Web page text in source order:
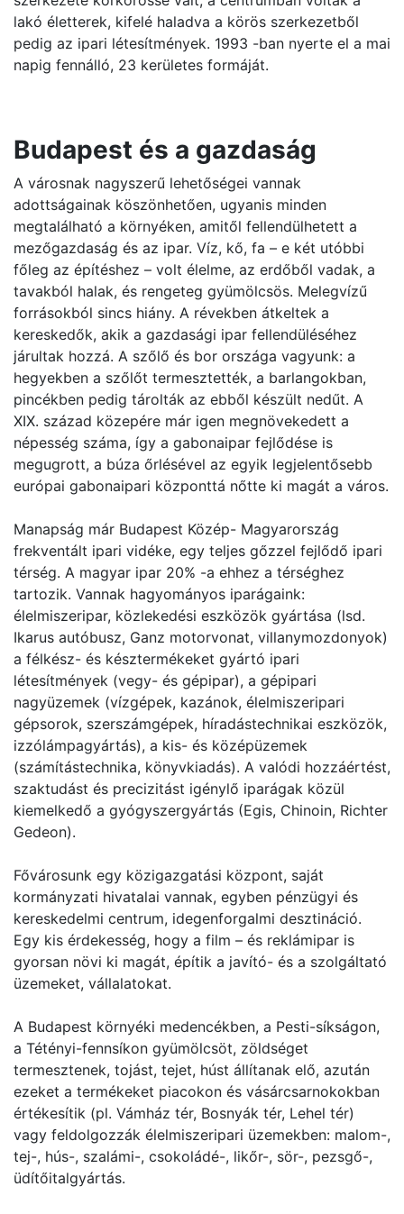
lakó életterek, kifelé haladva a körös szerkezetből
pedig az ipari létesítmények. 1993 -ban nyerte el a mai
napig fennálló, 23 kerületes formáját.
Budapest és a gazdaság
A városnak nagyszerű lehetőségei vannak
adottságainak köszönhetően, ugyanis minden
megtalálható a környéken, amitől fellendülhetett a
mezőgazdaság és az ipar. Víz, kő, fa – e két utóbbi
főleg az építéshez – volt élelme, az erdőből vadak, a
tavakból halak, és rengeteg gyümölcsös. Melegvízű
forrásokból sincs hiány. A révekben átkeltek a
kereskedők, akik a gazdasági ipar fellendüléséhez
járultak hozzá. A szőlő és bor országa vagyunk: a
hegyekben a szőlőt termesztették, a barlangokban,
pincékben pedig tárolták az ebből készült nedűt. A
XIX. század közepére már igen megnövekedett a
népesség száma, így a gabonaipar fejlődése is
megugrott, a búza őrlésével az egyik legjelentősebb
európai gabonaipari központtá nőtte ki magát a város.
Manapság már Budapest Közép- Magyarország
frekventált ipari vidéke, egy teljes gőzzel fejlődő ipari
térség. A magyar ipar 20% -a ehhez a térséghez
tartozik. Vannak hagyományos iparágaink:
élelmiszeripar, közlekedési eszközök gyártása (lsd.
Ikarus autóbusz, Ganz motorvonat, villanymozdonyok)
a félkész- és késztermékeket gyártó ipari
létesítmények (vegy- és gépipar), a gépipari
nagyüzemek (vízgépek, kazánok, élelmiszeripari
gépsorok, szerszámgépek, híradástechnikai eszközök,
izzólámpagyártás), a kis- és középüzemek
(számítástechnika, könyvkiadás). A valódi hozzáértést,
szaktudást és precizitást igénylő iparágak közül
kiemelkedő a gyógyszergyártás (Egis, Chinoin, Richter
Gedeon).
Fővárosunk egy közigazgatási központ, saját
kormányzati hivatalai vannak, egyben pénzügyi és
kereskedelmi centrum, idegenforgalmi desztináció.
Egy kis érdekesség, hogy a film – és reklámipar is
gyorsan növi ki magát, építik a javító- és a szolgáltató
üzemeket, vállalatokat.
A Budapest környéki medencékben, a Pesti-síkságon,
a Tétényi-fennsíkon gyümölcsöt, zöldséget
termesztenek, tojást, tejet, húst állítanak elő, azután
ezeket a termékeket piacokon és vásárcsarnokokban
értékesítik (pl. Vámház tér, Bosnyák tér, Lehel tér)
vagy feldolgozzák élelmiszeripari üzemekben: malom-,
tej-, hús-, szalámi-, csokoládé-, likőr-, sör-, pezsgő-,
üdítőitalgyártás.